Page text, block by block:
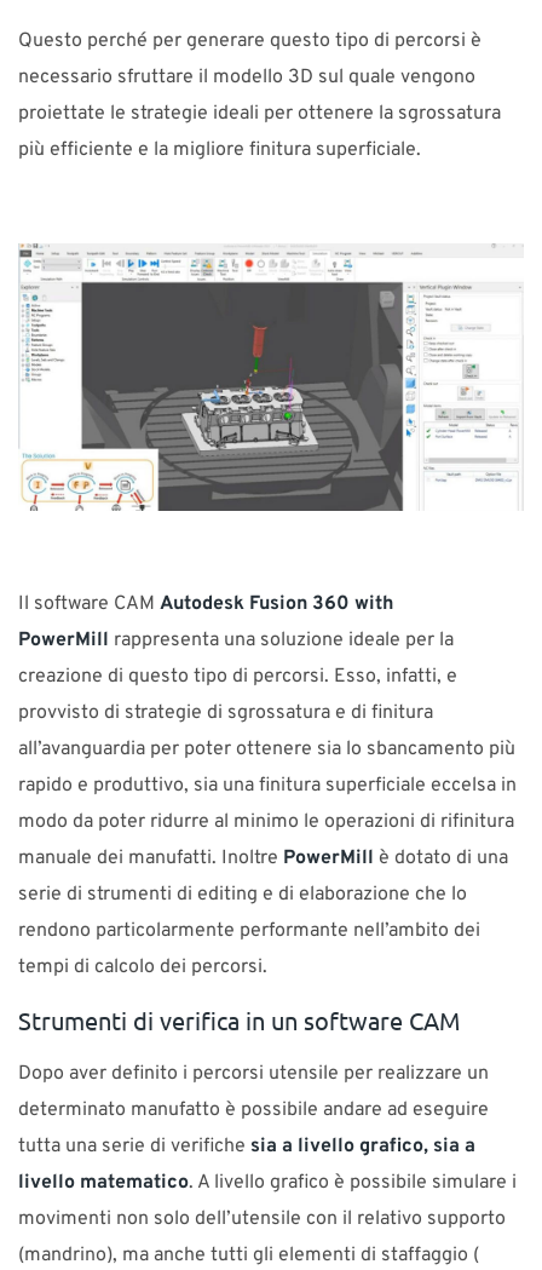
Questo perché per generare questo tipo di percorsi è
necessario sfruttare il modello 3D sul quale vengono
proiettate le strategie ideali per ottenere la sgrossatura
più efficiente e la migliore finitura superficiale.
Il software CAM Autodesk Fusion 360 with
PowerMill rappresenta una soluzione ideale per la
creazione di questo tipo di percorsi. Esso, infatti, e
provvisto di strategie di sgrossatura e di finitura
all’avanguardia per poter ottenere sia lo sbancamento più
rapido e produttivo, sia una finitura superficiale eccelsa in
modo da poter ridurre al minimo le operazioni di rifinitura
manuale dei manufatti. Inoltre PowerMill è dotato di una
serie di strumenti di editing e di elaborazione che lo
rendono particolarmente performante nell’ambito dei
tempi di calcolo dei percorsi.
Strumenti di verifica in un software CAM
Dopo aver definito i percorsi utensile per realizzare un
determinato manufatto è possibile andare ad eseguire
tutta una serie di verifiche sia a livello grafico, sia a
livello matematico. A livello grafico è possibile simulare i
movimenti non solo dell’utensile con il relativo supporto
(mandrino), ma anche tutti gli elementi di staffaggio (